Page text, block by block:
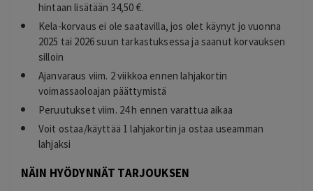
hintaan lisätään 34,50 €.
Kela-korvaus ei ole saatavilla, jos olet käynyt jo vuonna
2025 tai 2026 suun tarkastuksessa ja saanut korvauksen
silloin
Ajanvaraus viim. 2 viikkoa ennen lahjakortin
voimassaoloajan päättymistä
Peruutukset viim. 24 h ennen varattua aikaa
Voit ostaa/käyttää 1 lahjakortin ja ostaa useamman
lahjaksi
NÄIN HYÖDYNNÄT TARJOUKSEN